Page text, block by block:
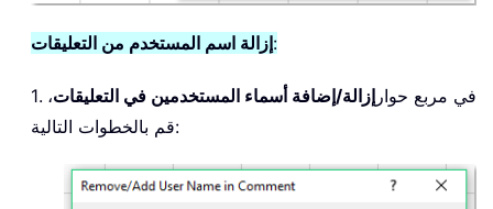
إزالة اسم المستخدم من التعليقات:
1. في مربع حوار إزالة/إضافة أسماء المستخدمين في التعليقات،
قم بالخطوات التالية: